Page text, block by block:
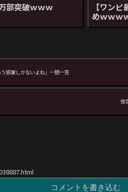
部突破ｗｗｗ 【ワン
めｗｗｗ
感謝しかないよね」一問一答
悟
コメントを書き込む